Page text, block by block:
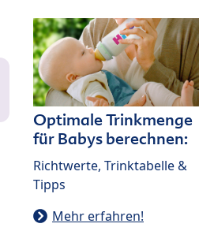
Optimale Trinkmenge
für Babys berechnen:
Richtwerte, Trinktabelle &
Tipps
Mehr erfahren!